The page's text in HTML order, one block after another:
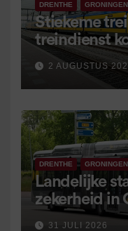
DRENTHE GRONINGEN
Stiekeme
treindienst
2 AUGUSTUS
DRENTHE GRONINGEN
Landelijke
zekerheid in
voor 9
31 JULI 2026